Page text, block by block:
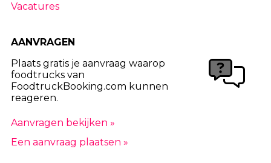
Vacatures
AANVRAGEN
Plaats gratis je aanvraag waarop
foodtrucks van
FoodtruckBooking.com kunnen
reageren.
Aanvragen bekijken »
Een aanvraag plaatsen »